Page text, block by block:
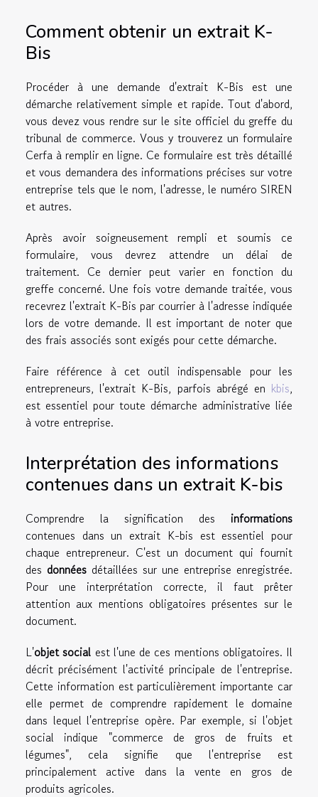
Comment obtenir un extrait K-
Bis
Procéder à une demande d'extrait K-Bis est une
démarche relativement simple et rapide. Tout d'abord,
vous devez vous rendre sur le site officiel du greffe du
tribunal de commerce. Vous y trouverez un formulaire
Cerfa à remplir en ligne. Ce formulaire est très détaillé
et vous demandera des informations précises sur votre
entreprise tels que le nom, l'adresse, le numéro SIREN
et autres.
Après avoir soigneusement rempli et soumis ce
formulaire, vous devrez attendre un délai de
traitement. Ce dernier peut varier en fonction du
greffe concerné. Une fois votre demande traitée, vous
recevrez l'extrait K-Bis par courrier à l'adresse indiquée
lors de votre demande. Il est important de noter que
des frais associés sont exigés pour cette démarche.
Faire référence à cet outil indispensable pour les
entrepreneurs, l'extrait K-Bis, parfois abrégé en kbis,
est essentiel pour toute démarche administrative liée
à votre entreprise.
Interprétation des informations
contenues dans un extrait K-bis
Comprendre la signification des informations
contenues dans un extrait K-bis est essentiel pour
chaque entrepreneur. C'est un document qui fournit
des données détaillées sur une entreprise enregistrée.
Pour une interprétation correcte, il faut prêter
attention aux mentions obligatoires présentes sur le
document.
L'objet social est l'une de ces mentions obligatoires. Il
décrit précisément l'activité principale de l'entreprise.
Cette information est particulièrement importante car
elle permet de comprendre rapidement le domaine
dans lequel l'entreprise opère. Par exemple, si l'objet
social indique "commerce de gros de fruits et
légumes", cela signifie que l'entreprise est
principalement active dans la vente en gros de
produits agricoles.